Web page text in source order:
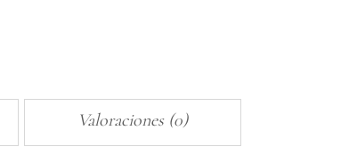
Valoraciones (0)